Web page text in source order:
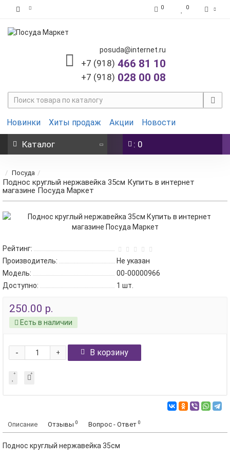
0 0
posuda@internet.ru
+7 (918) 466 81 10
+7 (918) 028 00 08
Новинки Хиты продаж Акции Новости
Каталог : 0
Посуда
Поднос круглый нержавейка 35см Купить в интернет
магазине Посуда Маркет
Рейтинг:
Производитель:
Не указан
Модель:
00-00000966
Доступно:
1 шт.
250.00 р.
Есть в наличии
+
- В корзину
Описание Отзывы 0 Вопрос - Ответ 0
Поднос круглый нержавейка 35см